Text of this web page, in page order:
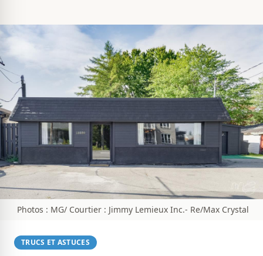
Photos : MG/ Courtier : Jimmy Lemieux Inc.- Re/Max Crystal
TRUCS ET ASTUCES